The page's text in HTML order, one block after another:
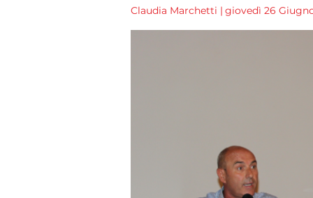
Claudia Marchetti | giovedì 26